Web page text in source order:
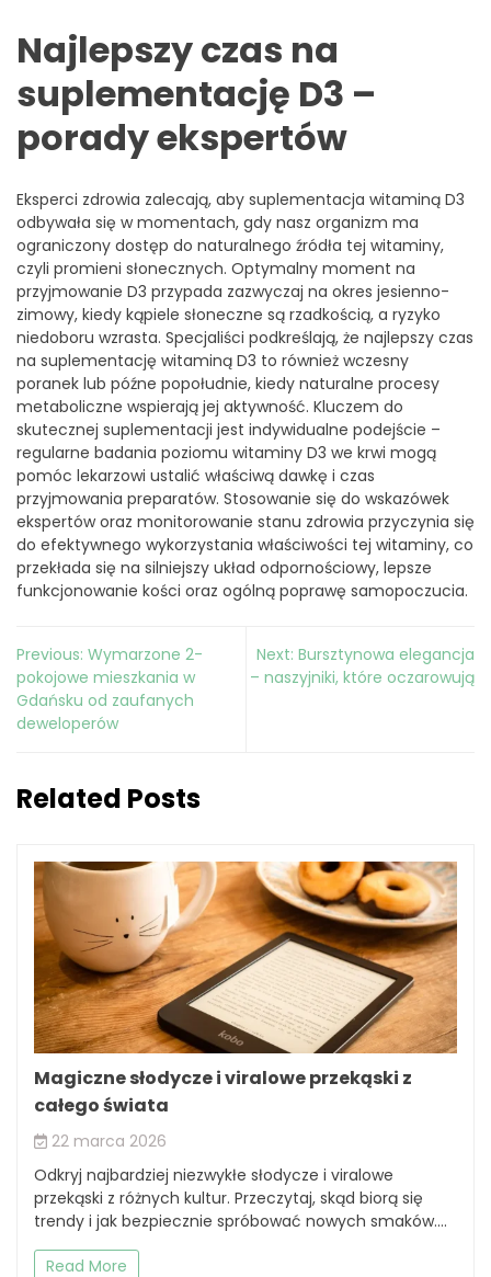
Najlepszy czas na
suplementację D3 –
porady ekspertów
Eksperci zdrowia zalecają, aby suplementacja witaminą D3
odbywała się w momentach, gdy nasz organizm ma
ograniczony dostęp do naturalnego źródła tej witaminy,
czyli promieni słonecznych. Optymalny moment na
przyjmowanie D3 przypada zazwyczaj na okres jesienno-
zimowy, kiedy kąpiele słoneczne są rzadkością, a ryzyko
niedoboru wzrasta. Specjaliści podkreślają, że najlepszy czas
na suplementację witaminą D3 to również wczesny
poranek lub późne popołudnie, kiedy naturalne procesy
metaboliczne wspierają jej aktywność. Kluczem do
skutecznej suplementacji jest indywidualne podejście –
regularne badania poziomu witaminy D3 we krwi mogą
pomóc lekarzowi ustalić właściwą dawkę i czas
przyjmowania preparatów. Stosowanie się do wskazówek
ekspertów oraz monitorowanie stanu zdrowia przyczynia się
do efektywnego wykorzystania właściwości tej witaminy, co
przekłada się na silniejszy układ odpornościowy, lepsze
funkcjonowanie kości oraz ogólną poprawę samopoczucia.
Nawigacja
wpisu
Previous: Wymarzone 2-
pokojowe mieszkania w
Gdańsku od zaufanych
deweloperów
Next: Bursztynowa elegancja
– naszyjniki, które oczarowują
Related Posts
Magiczne słodycze i viralowe przekąski z
całego świata
22 marca 2026
Odkryj najbardziej niezwykłe słodycze i viralowe
przekąski z różnych kultur. Przeczytaj, skąd biorą się
trendy i jak bezpiecznie spróbować nowych smaków....
Read More